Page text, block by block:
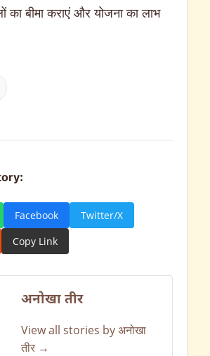
का बीमा कराएं और योजना का लाभ
Facebook
Twitter/X
Copy Link
अनोखा तीर
View all stories by अनोखा
तीर →